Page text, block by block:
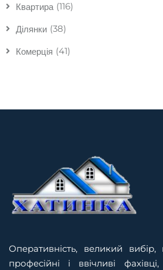
Квартира (116)
Ділянки (38)
Комерція (41)
Оперативність, великий вибір,
професійні і ввічливі